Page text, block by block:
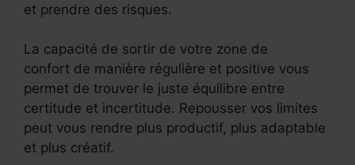
et prendre des risques.
La capacité de sortir de votre zone de
confort de manière régulière et positive vous
permet de trouver le juste équilibre entre
certitude et incertitude. Repousser vos limites
peut vous rendre plus productif, plus adaptable
et plus créatif.